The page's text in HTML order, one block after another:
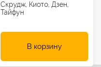
Скрудж, Киото, Дзен,
Тайфун
В корзину